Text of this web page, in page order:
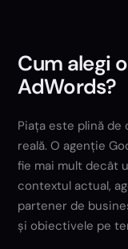
Cum alegi
AdWords?
Piața este plină de
reală. O agenție
fie mai mult decât
contextul actual,
partener de
și obiectivele pe